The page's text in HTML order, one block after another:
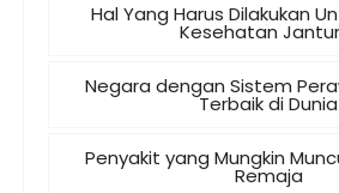
Hal Yang Harus Dilakukan
Kesehatan
Negara dengan Sistem
Terbaik di Dunia
Penyakit yang Mungkin
Remaja